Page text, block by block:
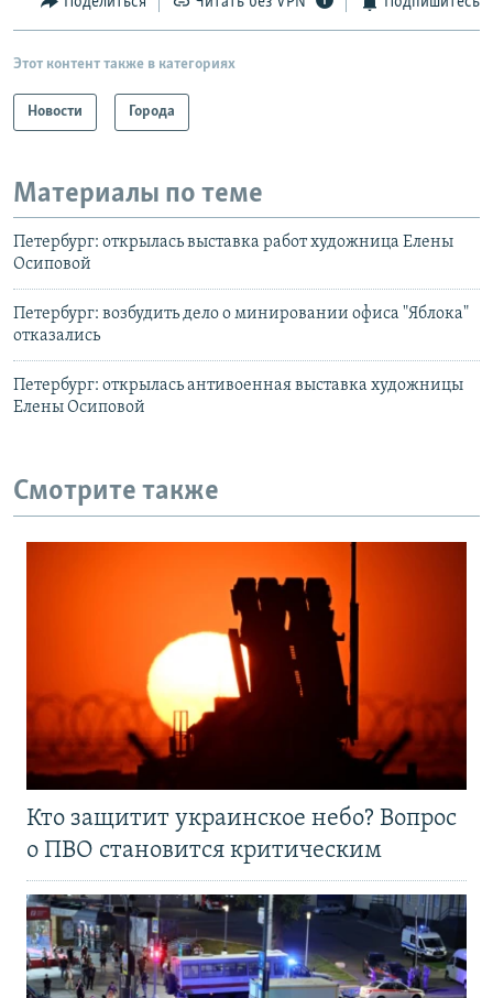
Этот контент также в категориях
Новости Города
Материалы по теме
Петербург: открылась выставка работ художница Елены
Осиповой
Петербург: возбудить дело о минировании офиса "Яблока"
отказались
Петербург: открылась антивоенная выставка художницы
Елены Осиповой
Смотрите также
Кто защитит украинское небо? Вопрос
о ПВО становится критическим